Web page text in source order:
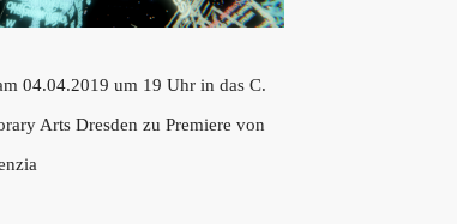
04.04.2019 um 19 Uhr in das C.
Arts Dresden zu Premiere von